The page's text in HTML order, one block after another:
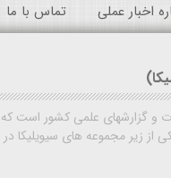
اخبار عملی تماس با ما
و گزارشهای علمی کشور است که
از زیر مجموعه های سیویلیکا